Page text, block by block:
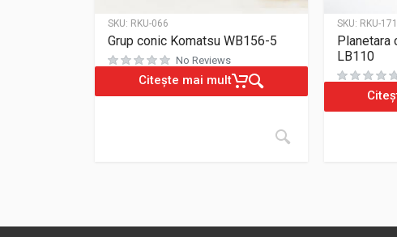
SKU: RKU-066
Grup conic Komatsu WB156-5
No Reviews
Citește mai mult
SKU: RKU-171
Planetara
LB110